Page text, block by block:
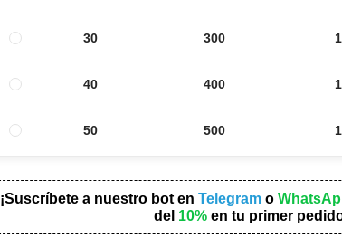
30 300
40 400
50 500
¡Suscríbete a nuestro bot en Telegramo
del 10% en tu primer